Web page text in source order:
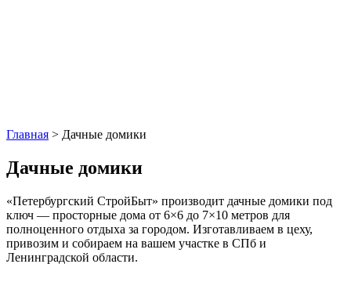
Главная > Дачные домики
Дачные домики
«Петербургский СтройБыт» производит дачные домики под
ключ — просторные дома от 6×6 до 7×10 метров для
полноценного отдыха за городом. Изготавливаем в цеху,
привозим и собираем на вашем участке в СПб и
Ленинградской области.